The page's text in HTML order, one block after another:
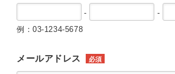
-
-
例：03-1234-5678
メールアドレス 必須